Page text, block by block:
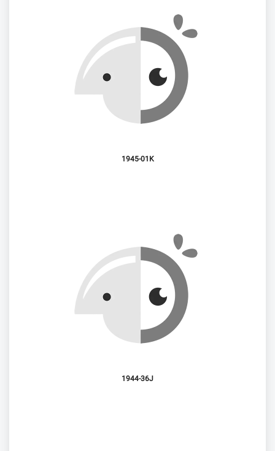
1945-01K
1944-36J